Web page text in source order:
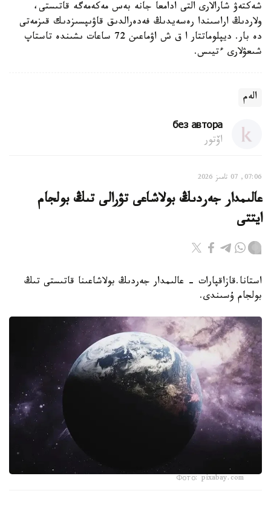
شەكتەۋ شارالارى التى ادامعا جانە بەس مەكەمەگە قاتىستى،
ولاردىڭ اراسىندا رەسەيدىڭ فەدەرالدىق قاۋىپسىزدىك قىزمەتى
دە بار. ديپلوماتتار ا ق ش اۋماعىن 72 ساعات ىشىندە تاستاپ
شىعۋلارى ءتيىس.
الەم
без автора
اۆتور
07:06, 07 تامىز 2026
عالىمدار جەردىڭ بولاشاعى تۋرالى تىڭ بولجام
ايتتى
استانا.قازاقپارات - عالىمدار جەردىڭ بولاشاعىنا قاتىستى تىڭ
بولجام ۇسىندى.
Фото: pixabay.com